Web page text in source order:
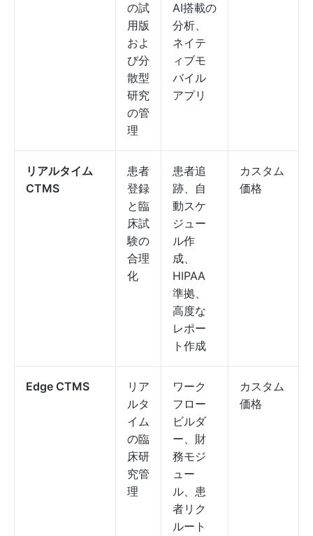
の試
用版
およ
び分
散型
研究
の管
理
AI搭載の
分析、
ネイテ
ィブモ
バイル
アプリ
リアルタイム
CTMS
患者
登録
と臨
床試
験の
合理
化
患者追
跡、自
動スケ
ジュー
ル作
成、
HIPAA
準拠、
高度な
レポー
ト作成
カスタム
価格
Edge CTMS
リア
ルタ
イム
の臨
床研
究管
理
ワーク
フロー
ビルダ
ー、財
務モジ
ュー
ル、患
者リク
ルート
カスタム
価格